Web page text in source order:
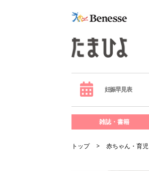
妊娠早見表
雑誌・書籍
トップ 赤ちゃん・育児